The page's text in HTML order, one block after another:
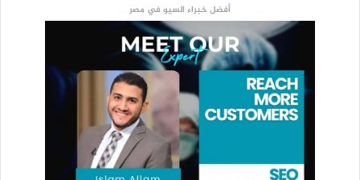
أفضل خبراء السيو في مصر